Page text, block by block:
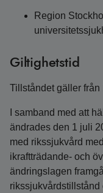
Region
Giltighetstid
Tillståndet gäller
I samband med att
ändrades den 1 juli
med rikssjukvård
ikraftträdande- och
ändringslagen